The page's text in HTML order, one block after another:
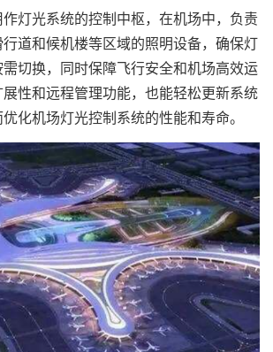
灯光系统的控制中枢，在机场中，负责
道和候机楼等区域的照明设备，确保灯
切换，同时保障飞行安全和机场高效运
性和远程管理功能，也能轻松更新系统
化机场灯光控制系统的性能和寿命。